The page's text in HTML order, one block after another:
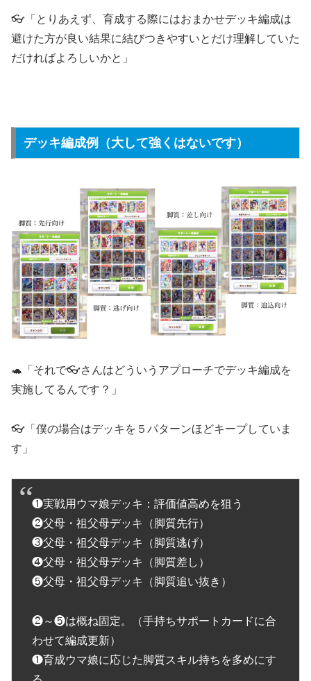
👓「とりあえず、育成する際にはおまかせデッキ編成は
避けた方が良い結果に結びつきやすいとだけ理解していた
だければよろしいかと」
デッキ編成例（大して強くはないです）
🐢「それで👓さんはどういうアプローチでデッキ編成を
実施してるんです？」
👓「僕の場合はデッキを５パターンほどキープしていま
す」
❶実戦用ウマ娘デッキ：評価値高めを狙う
❷父母・祖父母デッキ（脚質先行）
❸父母・祖父母デッキ（脚質逃げ）
❹父母・祖父母デッキ（脚質差し）
❺父母・祖父母デッキ（脚質追い抜き）
❷～❺は概ね固定。（手持ちサポートカードに合
わせて編成更新）
❶育成ウマ娘に応じた脚質スキル持ちを多めにす